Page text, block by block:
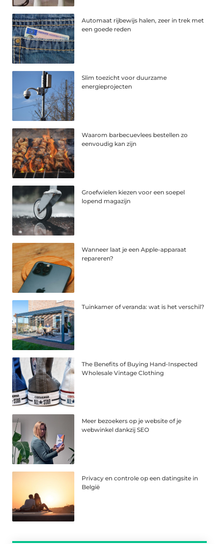
Automaat rijbewijs halen, zeer in trek met
een goede reden
Slim toezicht voor duurzame
energieprojecten
Waarom barbecuevlees bestellen zo
eenvoudig kan zijn
Groefwielen kiezen voor een soepel
lopend magazijn
Wanneer laat je een Apple-apparaat
repareren?
Tuinkamer of veranda: wat is het verschil?
The Benefits of Buying Hand-Inspected
Wholesale Vintage Clothing
Meer bezoekers op je website of je
webwinkel dankzij SEO
Privacy en controle op een datingsite in
België